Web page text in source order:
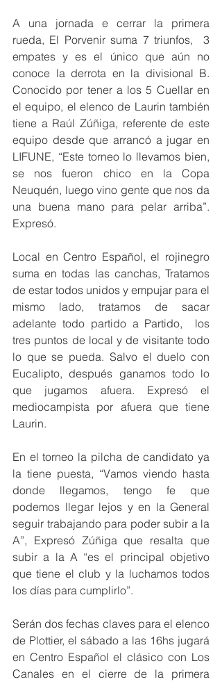
A una jornada e cerrar la primera
rueda, El Porvenir suma 7 triunfos,  3
empates y es el único que aún no
conoce la derrota en la divisional B.
Conocido por tener a los 5 Cuellar en
el equipo, el elenco de Laurin también
tiene a Raúl Zúñiga, referente de este
equipo desde que arrancó a jugar en
LIFUNE, “Este torneo lo llevamos bien,
se nos fueron chico en la Copa
Neuquén, luego vino gente que nos da
una buena mano para pelar arriba”.
Expresó.
Local en Centro Español, el rojinegro
suma en todas las canchas, Tratamos
de estar todos unidos y empujar para el
mismo lado, tratamos de sacar
adelante todo partido a Partido,  los
tres puntos de local y de visitante todo
lo que se pueda. Salvo el duelo con
Eucalipto, después ganamos todo lo
que jugamos afuera. Expresó el
mediocampista por afuera que tiene
Laurin.
En el torneo la pilcha de candidato ya
la tiene puesta, “Vamos viendo hasta
donde llegamos, tengo fe que
podemos llegar lejos y en la General
seguir trabajando para poder subir a la
A”, Expresó Zúñiga que resalta que
subir a la A “es el principal objetivo
que tiene el club y la luchamos todos
los días para cumplirlo”.
Serán dos fechas claves para el elenco
de Plottier, el sábado a las 16hs jugará
en Centro Español el clásico con Los
Canales en el cierre de la primera